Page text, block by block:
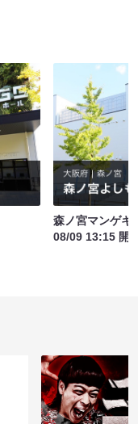
森ノ宮マンゲキ
08/09 13:15 開